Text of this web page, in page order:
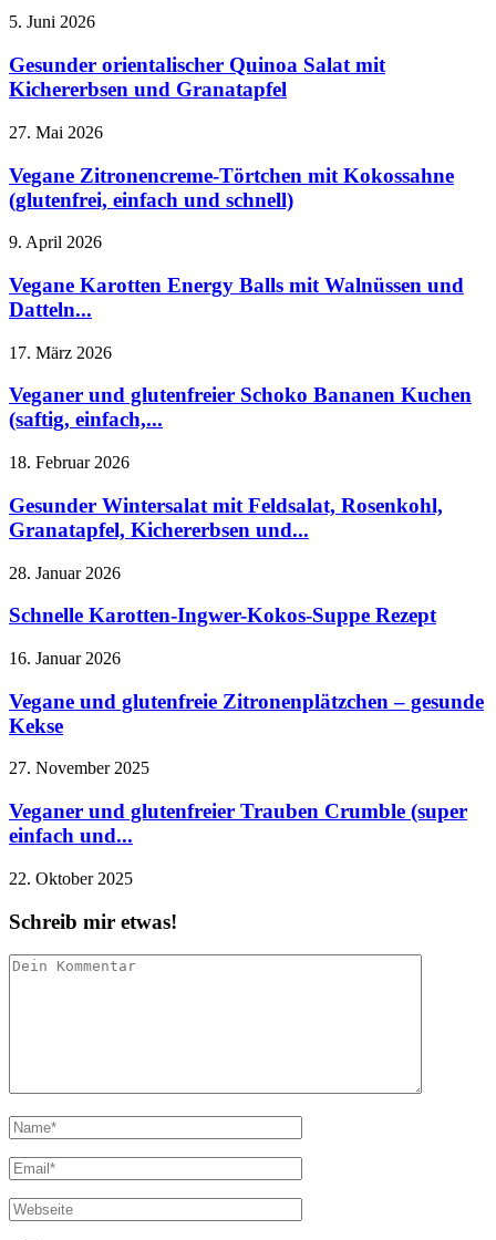
5. Juni 2026
Gesunder orientalischer Quinoa Salat mit
Kichererbsen und Granatapfel
27. Mai 2026
Vegane Zitronencreme-Törtchen mit Kokossahne
(glutenfrei, einfach und schnell)
9. April 2026
Vegane Karotten Energy Balls mit Walnüssen und
Datteln...
17. März 2026
Veganer und glutenfreier Schoko Bananen Kuchen
(saftig, einfach,...
18. Februar 2026
Gesunder Wintersalat mit Feldsalat, Rosenkohl,
Granatapfel, Kichererbsen und...
28. Januar 2026
Schnelle Karotten-Ingwer-Kokos-Suppe Rezept
16. Januar 2026
Vegane und glutenfreie Zitronenplätzchen – gesunde
Kekse
27. November 2025
Veganer und glutenfreier Trauben Crumble (super
einfach und...
22. Oktober 2025
Schreib mir etwas!